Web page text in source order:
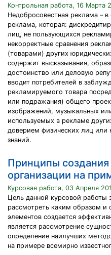
Контрольная работа, 16 Марта
Недобросовестная реклама –
реклама, которая:
лиц, не пользующихся
некорректные сравнения
(товарами) других
содержит высказывания,
достоинство или деловую
вводит потребителей в
рекламируемого товара
или подражания) общего
изображений, музыкальных
используемых в рекламе
доверием физических лиц или
знаний.
Принципы
организации на
Курсовая работа, 03 Апреля
Цель данной курсовой работы
рассмотреть каким образом
элементов создается
является рассмотрение
определение наилучших
на примере всемирно